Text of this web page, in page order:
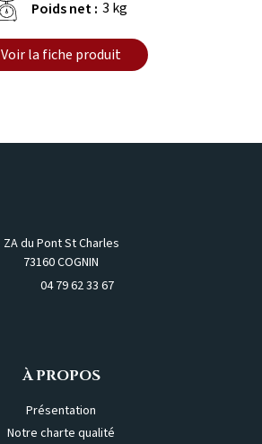
Poids net : 3 kg
Voir la fiche produit
ZA du Pont St Charles
73160 COGNIN
04 79 62 33 67
À PROPOS
Présentation
Notre charte qualité